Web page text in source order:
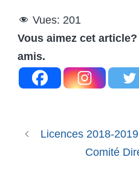
Vues: 201
Vous aimez cet
amis.
Licences 2018-2019
Comité